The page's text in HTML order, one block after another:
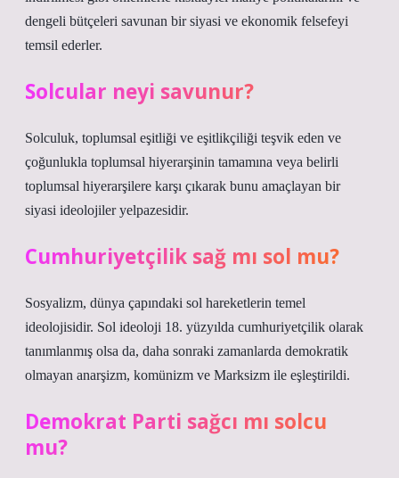
dengeli bütçeleri savunan bir siyasi ve ekonomik felsefeyi
temsil ederler.
Solcular neyi savunur?
Solculuk, toplumsal eşitliği ve eşitlikçiliği teşvik eden ve
çoğunlukla toplumsal hiyerarşinin tamamına veya belirli
toplumsal hiyerarşilere karşı çıkarak bunu amaçlayan bir
siyasi ideolojiler yelpazesidir.
Cumhuriyetçilik sağ mı sol mu?
Sosyalizm, dünya çapındaki sol hareketlerin temel
ideolojisidir. Sol ideoloji 18. yüzyılda cumhuriyetçilik olarak
tanımlanmış olsa da, daha sonraki zamanlarda demokratik
olmayan anarşizm, komünizm ve Marksizm ile eşleştirildi.
Demokrat Parti sağcı mı solcu
mu?